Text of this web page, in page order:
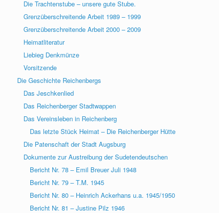
Die Trachtenstube – unsere gute Stube.
Grenzüberschreitende Arbeit 1989 – 1999
Grenzüberschreitende Arbeit 2000 – 2009
Heimatliteratur
Liebieg Denkmünze
Vorsitzende
Die Geschichte Reichenbergs
Das Jeschkenlied
Das Reichenberger Stadtwappen
Das Vereinsleben in Reichenberg
Das letzte Stück Heimat – Die Reichenberger Hütte
Die Patenschaft der Stadt Augsburg
Dokumente zur Austreibung der Sudetendeutschen
Bericht Nr. 78 – Emil Breuer Juli 1948
Bericht Nr. 79 – T.M. 1945
Bericht Nr. 80 – Heinrich Ackerhans u.a. 1945/1950
Bericht Nr. 81 – Justine Pilz 1946